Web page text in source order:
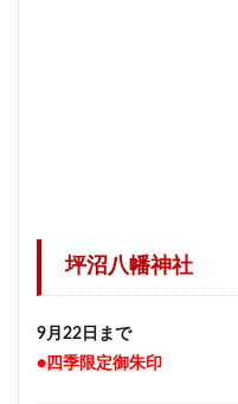
坪沼八幡神社
9月22日まで
●四季限定御朱印